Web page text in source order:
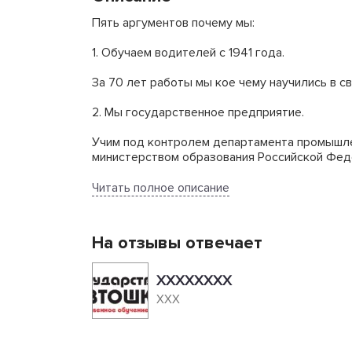
Пять аргументов почему мы:
1. Обучаем водителей с 1941 года.
За 70 лет работы мы кое чему научились в
2. Мы государственное предприятие.
Учим под контролем департамента
министерством образования Российской
3. У нас свои преподаватели, свои классы,
Вас будут учить преподаватели,
технический осмотр. С вас не возьмут
4. Выгодное расположение. Удобное время.
Если вы работаете или учитесь в центре
происходит ежедневно. Для вашего
Читать полное описание
На отзывы отвечает
ХХХХХХХХ
ХХХ